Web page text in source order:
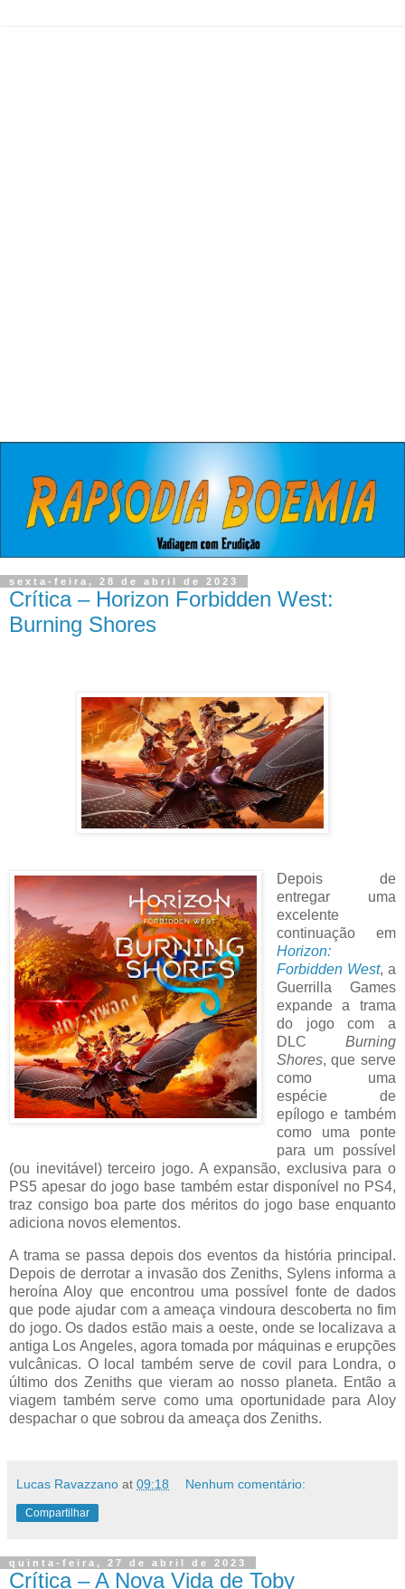
sexta-feira, 28 de abril de 2023
Crítica – Horizon Forbidden West:
Burning Shores
Depois de
entregar uma
excelente
continuação em
Horizon:
Forbidden West, a
Guerrilla Games
expande a trama
do jogo com a
DLC Burning
Shores, que serve
como uma
espécie de
epílogo e também
como uma ponte
para um possível
(ou inevitável) terceiro jogo. A expansão, exclusiva para o
PS5 apesar do jogo base também estar disponível no PS4,
traz consigo boa parte dos méritos do jogo base enquanto
adiciona novos elementos.
A trama se passa depois dos eventos da história principal.
Depois de derrotar a invasão dos Zeniths, Sylens informa a
heroína Aloy que encontrou uma possível fonte de dados
que pode ajudar com a ameaça vindoura descoberta no fim
do jogo. Os dados estão mais a oeste, onde se localizava a
antiga Los Angeles, agora tomada por máquinas e erupções
vulcânicas. O local também serve de covil para Londra, o
último dos Zeniths que vieram ao nosso planeta. Então a
viagem também serve como uma oportunidade para Aloy
despachar o que sobrou da ameaça dos Zeniths.
Lucas Ravazzano at 09:18 Nenhum comentário:
Compartilhar
quinta-feira, 27 de abril de 2023
Crítica – A Nova Vida de Toby